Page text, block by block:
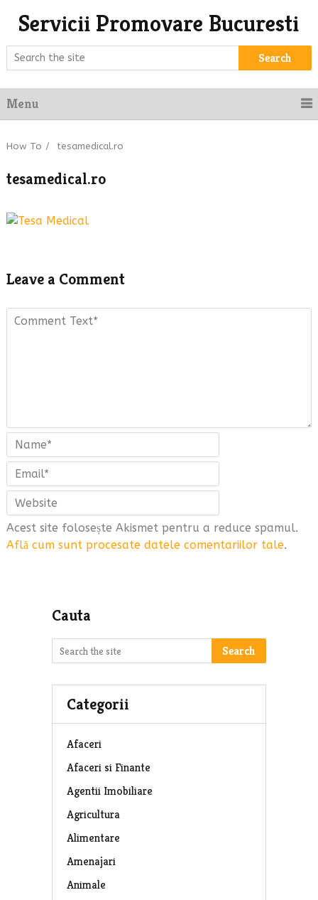
Servicii Promovare Bucuresti
Search
Menu
How To / tesamedical.ro
tesamedical.ro
Leave a Comment
Acest site folosește Akismet pentru a reduce spamul.
Află cum sunt procesate datele comentariilor tale.
Cauta
Search
Categorii
Afaceri
Afaceri si Finante
Agentii Imobiliare
Agricultura
Alimentare
Amenajari
Animale